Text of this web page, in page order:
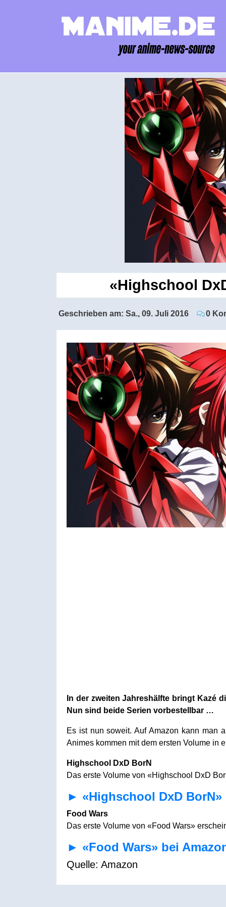
«Highschool
Geschrieben am: Sa., 09. Juli 2016 0
In der zweiten Jahreshälfte bringt Kazé
Nun sind beide Serien vorbestellbar …
Es ist nun soweit. Auf Amazon kann man
Animes kommen mit dem ersten Volume in
Highschool DxD BorN
Das erste Volume von «Highschool DxD
► «Highschool DxD
Food Wars
Das erste Volume von «Food Wars»
► «Food Wars» bei
Quelle: Amazon